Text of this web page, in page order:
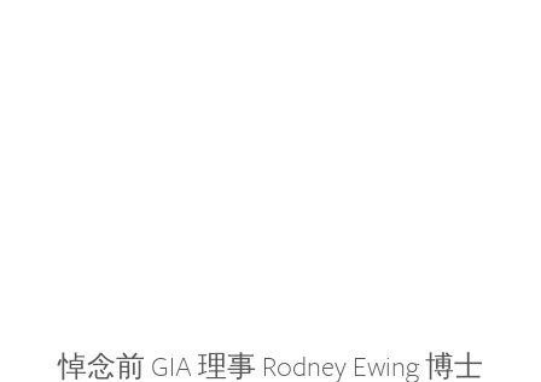
悼念前 GIA 理事 Rodney Ewing 博士